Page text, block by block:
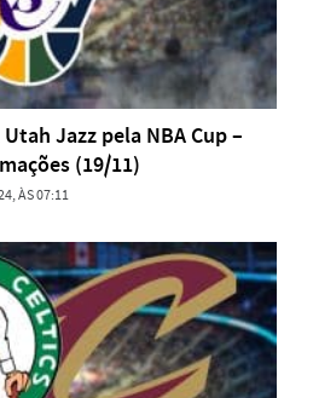
Jazz pela NBA Cup –
(19/11)
ÀS 07:11